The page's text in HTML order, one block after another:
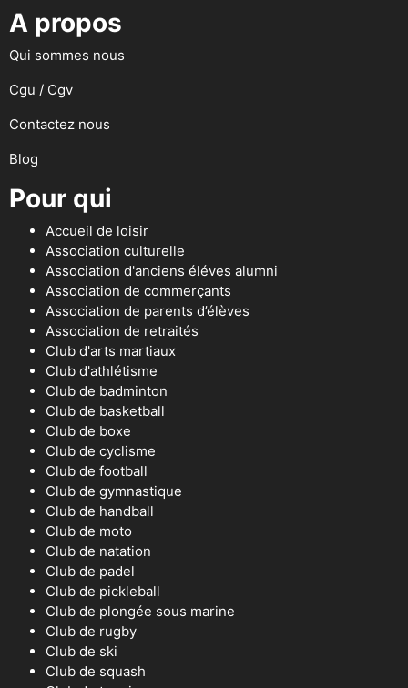
A propos
Qui sommes nous
Cgu / Cgv
Contactez nous
Blog
Pour qui
Accueil de loisir
Association culturelle
Association d'anciens éléves alumni
Association de commerçants
Association de parents d’élèves
Association de retraités
Club d'arts martiaux
Club d'athlétisme
Club de badminton
Club de basketball
Club de boxe
Club de cyclisme
Club de football
Club de gymnastique
Club de handball
Club de moto
Club de natation
Club de padel
Club de pickleball
Club de plongée sous marine
Club de rugby
Club de ski
Club de squash